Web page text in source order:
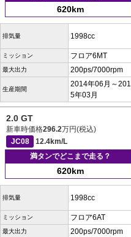
620km
排気量 1998cc
ミッション フロア6MT
最大出力 200ps/7000rpm
生産期間
2014年06月～201
5年03月
2.0 GT
新車時価格296.2万円(税込)
JC08
12.4km/L
満タンでどこまで走る？
620km
排気量 1998cc
ミッション フロア6AT
最大出力 200ps/7000rpm